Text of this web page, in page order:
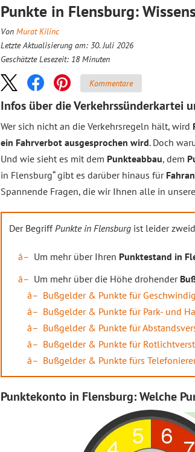
Punkte in Flensburg:
Von Murat Kilinc
Letzte Aktualisierung am: 30. Juli 2026
Geschätzte Lesezeit: 18 Minuten
Kommentare
Infos über die Verkehrssünderkartei
Wer sich nicht an die Verkehrsregeln hält, wird
ein Fahrverbot ausgesprochen wird. Doch
Und wie sieht es mit dem Punkteabbau, dem
in Flensburg“ gibt es darüber hinaus für
Spannende Fragen, die wir Ihnen alle in
Der BegriffPunkte in Flensburg ist leider
Um mehr über Ihren Punktestand in
Um mehr über die Höhe drohender
Bußgelder & Punkte für
Bußgelder & Punkte für Park- und
Bußgelder & Punkte für
Bußgelder & Punkte für
Bußgelder & Punkte fürs
Punktekonto in Flensburg: Welche